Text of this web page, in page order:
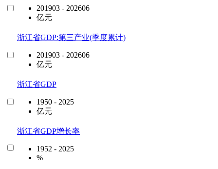
201903 - 202606
亿元
浙江省GDP:第三产业(季度累计)
201903 - 202606
亿元
浙江省GDP
1950 - 2025
亿元
浙江省GDP增长率
1952 - 2025
%